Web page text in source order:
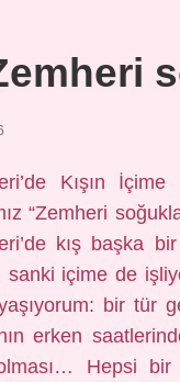
Kışın
“Zemheri
kış başka
sanki içime de
bir tür
erken
Hepsi